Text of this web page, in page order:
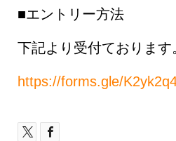
■エントリー方法
下記より受付ております
https://forms.gle/